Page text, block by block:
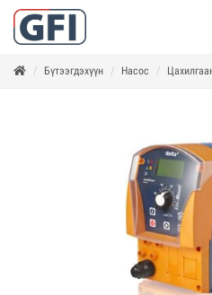
Бүтээгдэхүүн Насос